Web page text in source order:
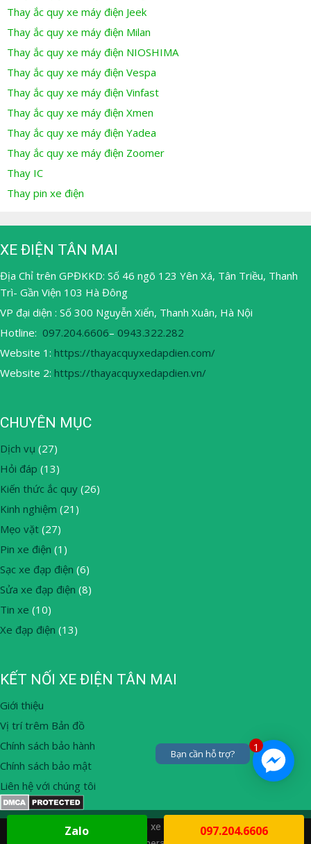
Thay ắc quy xe máy điện Jeek
Thay ắc quy xe máy điện Milan
Thay ắc quy xe máy điện NIOSHIMA
Thay ắc quy xe máy điện Vespa
Thay ắc quy xe máy điện Vinfast
Thay ắc quy xe máy điện Xmen
Thay ắc quy xe máy điện Yadea
Thay ắc quy xe máy điện Zoomer
Thay IC
Thay pin xe điện
XE ĐIỆN TÂN MAI
Địa Chỉ trên GPĐKKD: Số 46 ngõ 123 Yên Xá, Tân Triều, Thanh
Trì- Gần Viện 103 Hà Đông
VP đại diện : Số 300 Nguyễn Xiển, Thanh Xuân, Hà Nội
Hotline: 097.204.6606– 0943.322.282
Website 1: https://thayacquyxedapdien.com/
Website 2: https://thayacquyxedapdien.vn/
CHUYÊN MỤC
Dịch vụ (27)
Hỏi đáp (13)
Kiến thức ắc quy (26)
Kinh nghiệm (21)
Mẹo vặt (27)
Pin xe điện (1)
Sạc xe đạp điện (6)
Sửa xe đạp điện (8)
Tin xe (10)
Xe đạp điện (13)
KẾT NỐI XE ĐIỆN TÂN MAI
Giới thiệu
Vị trí trêm Bản đồ
Chính sách bảo hành
Chính sách bảo mật
Liên hệ với chúng tôi
© 2026 Thay ắc quy, mua bán xe đạp điện tại nhà Hà Nội
Zalo 097.204.6606
1
Bạn cần hỗ trợ?